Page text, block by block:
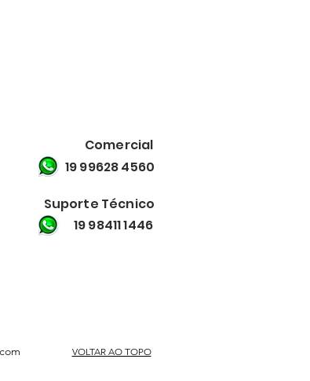
Comercial
19 99628 4560
Suporte Técnico
19 98411 1446
VOLTAR AO TOPO